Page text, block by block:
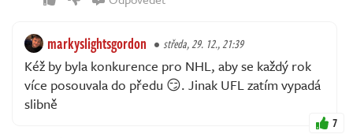
markyslightsgordon středa, 29. 12., 21:39
Kéž by byla konkurence pro NHL, aby se každý rok
více posouvala do předu 😏. Jinak UFL zatím vypadá
slibně
7